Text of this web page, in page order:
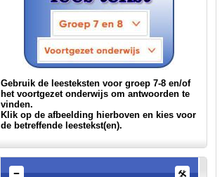
Gebruik de leesteksten voor groep 7-8 en/of
het voortgezet onderwijs om antwoorden te
vinden.
Klik op de afbeelding hierboven en kies voor
de betreffende leestekst(en).